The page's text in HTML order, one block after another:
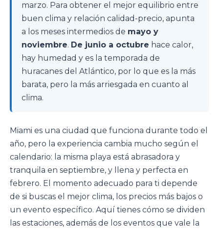
marzo. Para obtener el mejor equilibrio entre
buen clima y relación calidad-precio, apunta
a los meses intermedios de mayo y
noviembre. De junio a octubre hace calor,
hay humedad y es la temporada de
huracanes del Atlántico, por lo que es la más
barata, pero la más arriesgada en cuanto al
clima.
Miami es una ciudad que funciona durante todo el
año, pero la experiencia cambia mucho según el
calendario: la misma playa está abrasadora y
tranquila en septiembre, y llena y perfecta en
febrero. El momento adecuado para ti depende
de si buscas el mejor clima, los precios más bajos o
un evento específico. Aquí tienes cómo se dividen
las estaciones, además de los eventos que vale la